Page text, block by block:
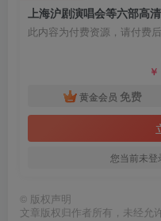
上海沪剧演唱会等六部高
此内容为付费资源，请付费
￥
黄金会员 免费
您当前未登
© 版权声明
文章版权归作者所有，未经允